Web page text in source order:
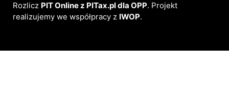
Rozlicz PIT Online z PITax.pl dla OPP. Projekt
realizujemy we współpracy z IWOP.